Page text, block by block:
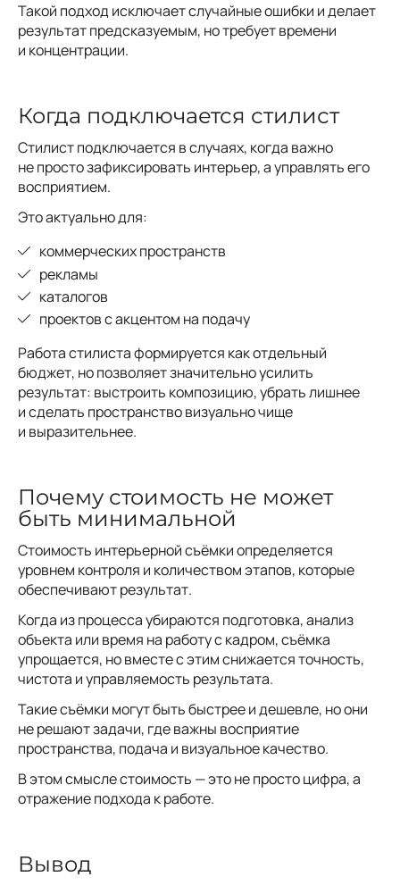
Такой подход исключает случайные ошибки и делает
результат предсказуемым, но требует времени
и концентрации.
Когда подключается стилист
Стилист подключается в случаях, когда важно
не просто зафиксировать интерьер, а управлять его
восприятием.
Это актуально для:
коммерческих пространств
рекламы
каталогов
проектов с акцентом на подачу
Работа стилиста формируется как отдельный
бюджет, но позволяет значительно усилить
результат: выстроить композицию, убрать лишнее
и сделать пространство визуально чище
и выразительнее.
Почему стоимость не может
быть минимальной
Стоимость интерьерной съёмки определяется
уровнем контроля и количеством этапов, которые
обеспечивают результат.
Когда из процесса убираются подготовка, анализ
объекта или время на работу с кадром, съёмка
упрощается, но вместе с этим снижается точность,
чистота и управляемость результата.
Такие съёмки могут быть быстрее и дешевле, но они
не решают задачи, где важны восприятие
пространства, подача и визуальное качество.
В этом смысле стоимость — это не просто цифра, а
отражение подхода к работе.
Вывод